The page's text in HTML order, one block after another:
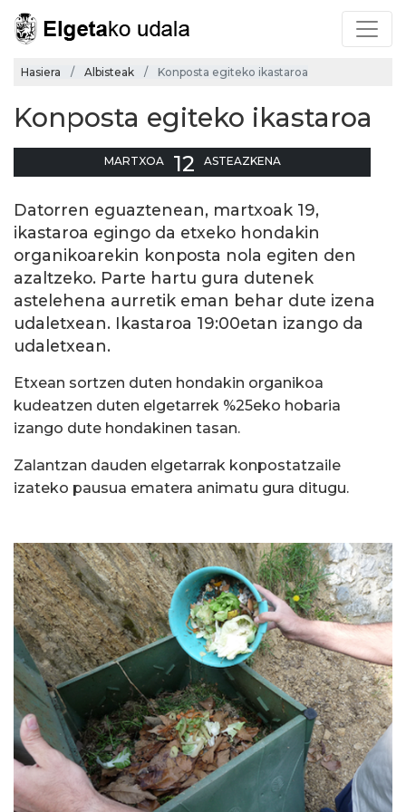
Hasiera Albisteak Konposta egiteko ikastaroa
Konposta egiteko ikastaroa
MARTXOA 12 ASTEAZKENA
Datorren eguaztenean, martxoak 19,
ikastaroa egingo da etxeko hondakin
organikoarekin konposta nola egiten den
azaltzeko. Parte hartu gura dutenek
astelehena aurretik eman behar dute izena
udaletxean. Ikastaroa 19:00etan izango da
udaletxean.
Etxean sortzen duten hondakin organikoa
kudeatzen duten elgetarrek %25eko hobaria
izango dute hondakinen tasan.
Zalantzan dauden elgetarrak konpostatzaile
izateko pausua ematera animatu gura ditugu.